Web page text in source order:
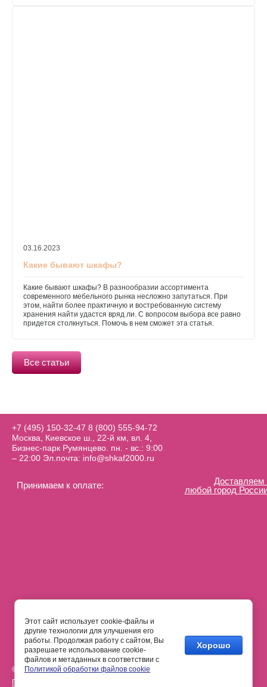
03.16.2023
Какие бывают шкафы?
Какие бывают шкафы? В разнообразии ассортимента
современного мебельного рынка несложно запутаться. При
этом, найти более практичную и востребованную систему
хранения найти удастся вряд ли. С вопросом выбора все равно
придется столкнуться. Помочь в нем сможет эта статья.
Все статьи
+7 (495) 150-32-47 8 (800) 555-94-72
Москва, Киевское ш., 22-й км, вл. 4,
Бизнес-парк Румянцево. пн. - вс.: 9:00
– 22:00 Эл.почта: info@shkaf2000.ru
Принимаем к оплате:
Доставляем
любой город
© 2000 - 2026 Шкаф2000
Политика конфиденциальности
Этот сайт использует cookie-файлы и
другие технологии для улучшения его
работы. Продолжая работу с сайтом, Вы
разрешаете использование cookie-
файлов и метаданных в соответствии с
Политикой обработки файлов cookie
Хорошо